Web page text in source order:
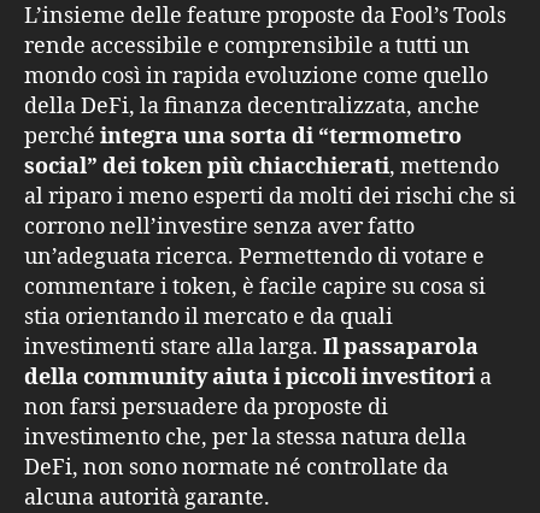
L’insieme delle feature proposte da Fool’s Tools
rende accessibile e comprensibile a tutti un
mondo così in rapida evoluzione come quello
della DeFi, la finanza decentralizzata, anche
perché integra una sorta di “termometro
social” dei token più chiacchierati, mettendo
al riparo i meno esperti da molti dei rischi che si
corrono nell’investire senza aver fatto
un’adeguata ricerca. Permettendo di votare e
commentare i token, è facile capire su cosa si
stia orientando il mercato e da quali
investimenti stare alla larga. Il passaparola
della community aiuta i piccoli investitori a
non farsi persuadere da proposte di
investimento che, per la stessa natura della
DeFi, non sono normate né controllate da
alcuna autorità garante.